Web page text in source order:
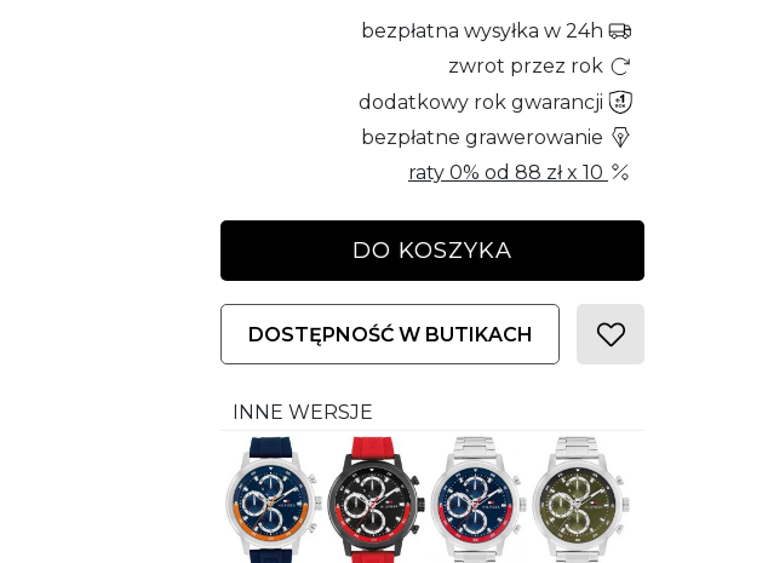
bezpłatna wysyłka w 24h
zwrot przez rok
dodatkowy rok gwarancji
bezpłatne grawerowanie
raty 0% od 88 złx 10
DO KOSZYKA
DOSTĘPNOŚĆ W BUTIKACH
INNE WERSJE